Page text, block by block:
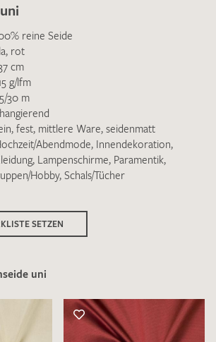
dass meine angegebenen Daten
meiner Musteranfrage genutzt werden.
akzeptiere diese.
reine Seide
, rot
cm
g/lfm
30 m
, fest, mittlere Ware, seidenmatt
Abendmode, Innendekoration,
, Lampenschirme, Paramentik,
Hobby, Schals/Tücher
SETZEN
uni